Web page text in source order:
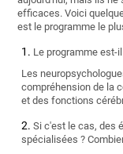
efficaces. Voici
est le programme le
Le programme est-
Les
compréhension de la
et des fonctions
Si c'est le cas, des
spécialisées ?